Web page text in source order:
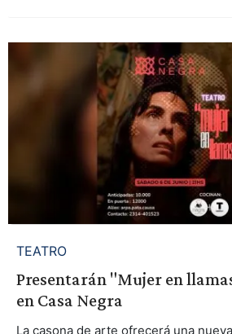
TEATRO
Presentarán "Mujer en
en Casa Negra
La casona de arte ofrecerá una